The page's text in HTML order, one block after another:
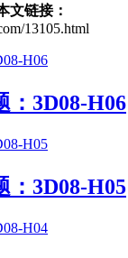
文链接：
13105.html
：3D08-H06
：3D08-H05